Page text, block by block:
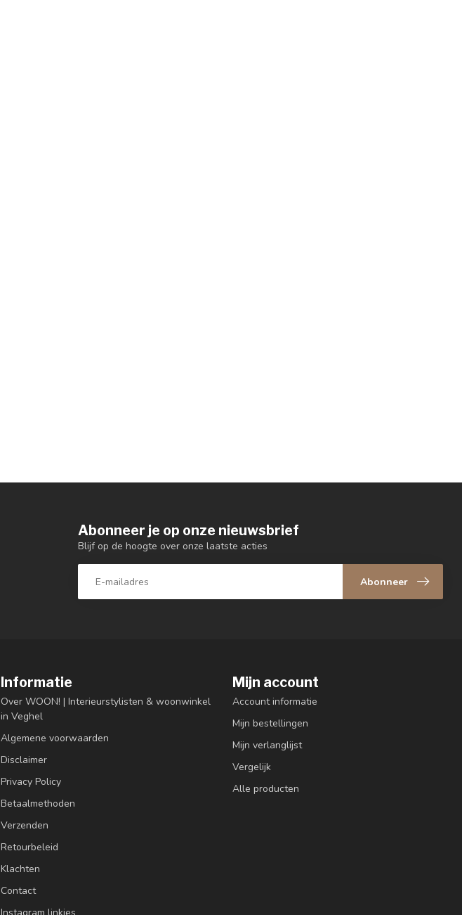
Abonneer je op onze nieuwsbrief
Blijf op de hoogte over onze laatste acties
Abonneer
Informatie
Over WOON! | Interieurstylisten & woonwinkel
in Veghel
Algemene voorwaarden
Disclaimer
Privacy Policy
Betaalmethoden
Verzenden
Retourbeleid
Klachten
Contact
Mijn account
Account informatie
Mijn bestellingen
Mijn verlanglijst
Vergelijk
Alle producten